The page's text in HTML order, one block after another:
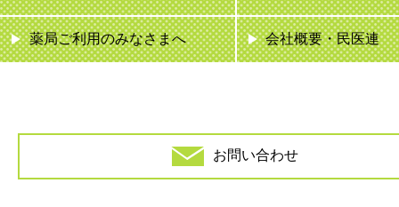
薬局ご利用のみなさまへ 会社概要・民医連
お問い合わせ